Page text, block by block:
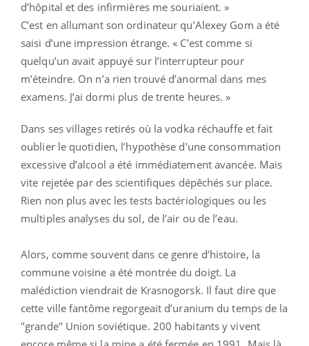
d’hôpital et des infirmières me souriaient. »
C’est en allumant son ordinateur qu’Alexey Gom a été
saisi d’une impression étrange. « C’est comme si
quelqu’un avait appuyé sur l’interrupteur pour
m’éteindre. On n’a rien trouvé d’anormal dans mes
examens. J’ai dormi plus de trente heures. »
Dans ses villages retirés où la vodka réchauffe et fait
oublier le quotidien, l’hypothèse d’une consommation
excessive d’alcool a été immédiatement avancée. Mais
vite rejetée par des scientifiques dépêchés sur place.
Rien non plus avec les tests bactériologiques ou les
multiples analyses du sol, de l’air ou de l’eau.
Alors, comme souvent dans ce genre d’histoire, la
commune voisine a été montrée du doigt. La
malédiction viendrait de Krasnogorsk. Il faut dire que
cette ville fantôme regorgeait d’uranium du temps de la
"grande" Union soviétique. 200 habitants y vivent